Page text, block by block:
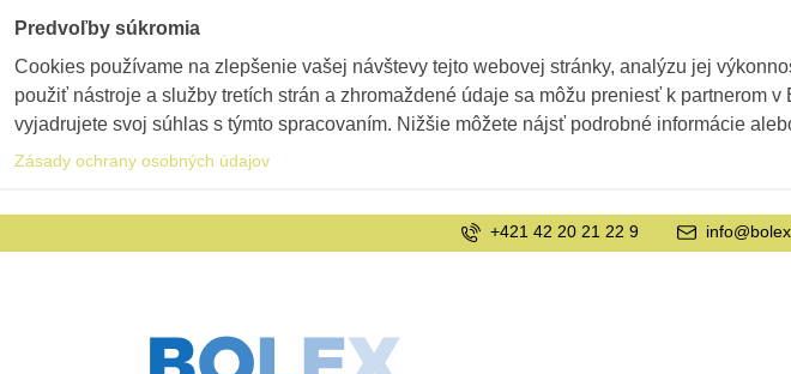
+421 42 20 21 22 9
Predvoľby súkromia
Cookies používame na zlepšenie vašej návštevy tejto webovej stránky, analýzu jej
použiť nástroje a služby tretích strán a zhromaždené údaje sa môžu preniesť k partnerom
vyjadrujete svoj súhlas s týmto spracovaním. Nižšie môžete nájsť podrobné informácie
Zásady ochrany osobných údajov